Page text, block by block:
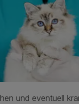
und eventuell